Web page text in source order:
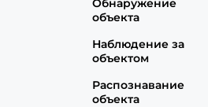
Обнаружение
объекта
Наблюдение за
объектом
Распознавание
объекта